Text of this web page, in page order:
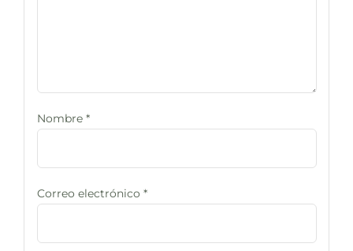
Nombre *
Correo electrónico *